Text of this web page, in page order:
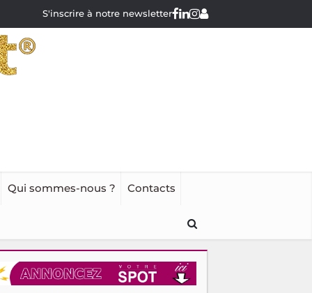
S'inscrire à notre newsletter
Qui sommes-nous ? Contacts